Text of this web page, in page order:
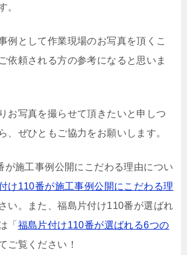
。
例として作業現場のお写真を頂くこ
依頼される方の参考になると思いま
お写真を撮らせて頂きたいと申しつ
、ぜひともご協力をお願いします。
が施工事例公開にこだわる理由につい
け110番が施工事例公開にこだわる理
い。また、福島片付け110番が選ばれ
「 福島片付け110番が選ばれる6つの
ご覧ください！